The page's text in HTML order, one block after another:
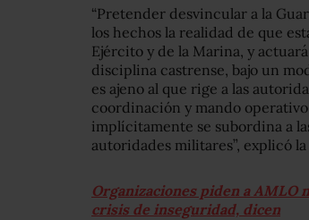
“Pretender desvincular a la
los hechos la realidad de que
Ejército y de la Marina, y
disciplina castrense, bajo un
es ajeno al que rige a las
coordinación y mando
implícitamente se subordina a
autoridades militares”, explicó
Organizaciones piden a AMLO
crisis de inseguridad, dicen